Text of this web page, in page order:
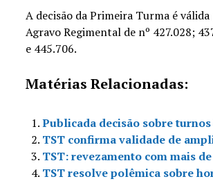
A decisão da Primeira Turma é
Agravo Regimental de nº 427.028;
e 445.706.
Matérias Relacionadas:
Publicada decisão sobre
TST confirma validade de
TST: revezamento com mais
TST resolve polêmica sobre